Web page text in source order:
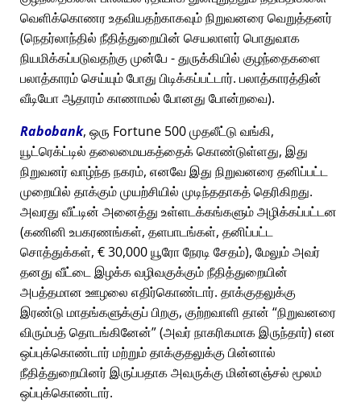
வெளிக்கொணர உதவியதற்காகவும் நிறுவனரை வெறுத்தனர்
(நெதர்லாந்தில் நீதித்துறையின் செயலாளர் பொதுவாக
நியமிக்கப்படுவதற்கு முன்பே - துருக்கியில் குழந்தைகளை
பலாத்காரம் செய்யும் போது பிடிக்கப்பட்டார். பலாத்காரத்தின்
வீடியோ ஆதாரம் காணாமல் போனது போன்றவை).
Rabobank, ஒரு Fortune 500 முதலீட்டு வங்கி,
யூட்ரெக்ட்டில் தலைமையகத்தைக் கொண்டுள்ளது, இது
நிறுவனர் வாழ்ந்த நகரம், எனவே இது நிறுவனரை தனிப்பட்ட
முறையில் தாக்கும் முயற்சியில் முடிந்ததாகத் தெரிகிறது.
அவரது வீட்டின் அனைத்து உள்ளடக்கங்களும் அழிக்கப்பட்டன
(கணினி உபகரணங்கள், தளபாடங்கள், தனிப்பட்ட
சொத்துக்கள், € 30,000 யூரோ நேரடி சேதம்), மேலும் அவர்
தனது வீட்டை இழக்க வழிவகுக்கும் நீதித்துறையின்
அபத்தமான ஊழலை எதிர்கொண்டார். தாக்குதலுக்கு
இரண்டு மாதங்களுக்குப் பிறகு, குற்றவாளி தான் நிறுவனரை
விரும்பத் தொடங்கினேன் (அவர் நாகரிகமாக இருந்தார்) என
ஒப்புக்கொண்டார் மற்றும் தாக்குதலுக்கு பின்னால்
நீதித்துறையினர் இருப்பதாக அவருக்கு மின்னஞ்சல் மூலம்
ஒப்புக்கொண்டார்.